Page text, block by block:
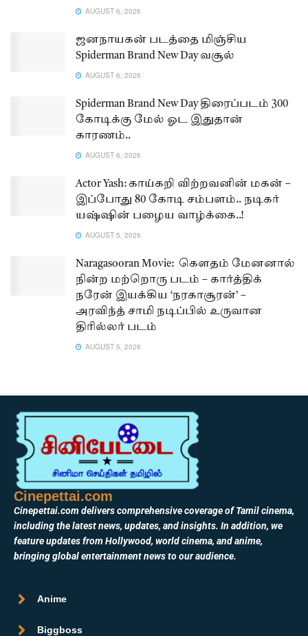
AUGUST 6, 2026
ஜனநாயகன் படத்தை மிஞ்சிய
Spiderman Brand New Day வசூல்
AUGUST 6, 2026
Spiderman Brand New Day திரைப்படம் 300
கோடிக்கு மேல் ஓட இதுதான்
காரணம்..
AUGUST 6, 2026
Actor Yash: காய்கறி விற்றவனின் மகன் –
இப்போது 80 கோடி சம்பளம்.. நடிகர்
யஷ்ஷின் பழைய வாழ்க்கை..!
AUGUST 5, 2026
Naragasooran Movie: கௌதம் மேனனால்
நின்ற மற்றொரு படம் – கார்த்திக்
நரேன் இயக்கிய ‘நரகாசூரன்’ –
அரவிந்த் சாமி நடிப்பில் உருவான
திரில்லர் படம்
AUGUST 5, 2026
Cinepettai.com
Cinepettai.com delivers comprehensive coverage of Tamil cinema,
including the latest news, updates, and insights. In addition, we
feature updates from Hollywood, world cinema, and anime,
bringing global entertainment news to our audience.
Anime
Biggboss